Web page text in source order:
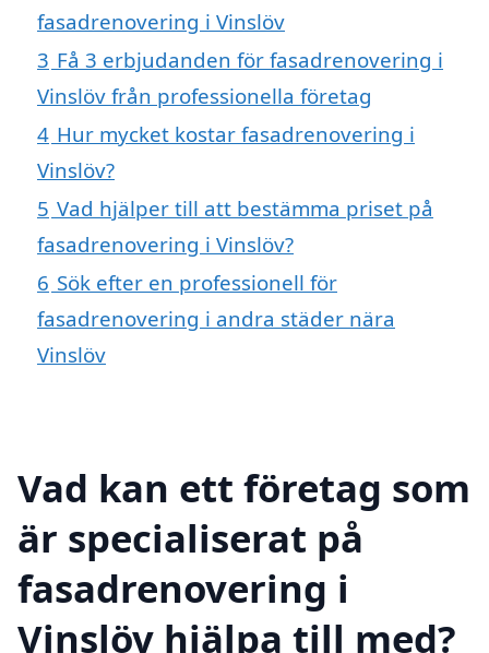
fasadrenovering i Vinslöv
3 Få 3 erbjudanden för fasadrenovering i
Vinslöv från professionella företag
4 Hur mycket kostar fasadrenovering i
Vinslöv?
5 Vad hjälper till att bestämma priset på
fasadrenovering i Vinslöv?
6 Sök efter en professionell för
fasadrenovering i andra städer nära
Vinslöv
Vad kan ett företag som
är specialiserat på
fasadrenovering i
Vinslöv hjälpa till med?